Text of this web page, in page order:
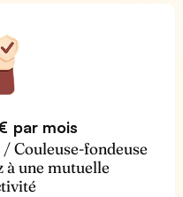
par mois
Couleuse-fondeuse
à une mutuelle